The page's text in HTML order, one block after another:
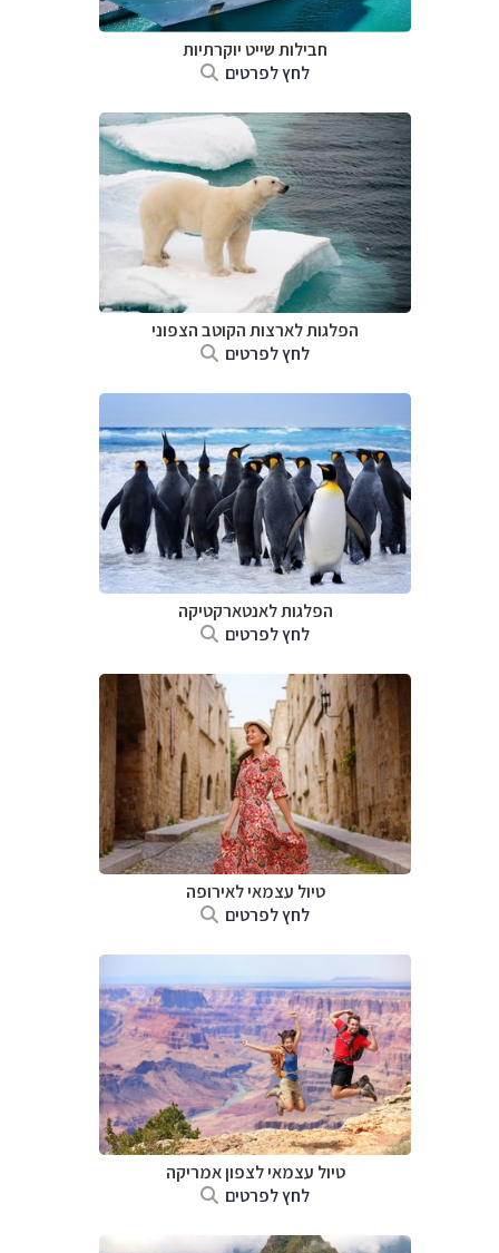
חבילות שייט יוקרתיות
לחץ לפרטים
הפלגות לארצות הקוטב הצפוני
לחץ לפרטים
הפלגות לאנטארקטיקה
לחץ לפרטים
טיול עצמאי לאירופה
לחץ לפרטים
טיול עצמאי לצפון אמריקה
לחץ לפרטים